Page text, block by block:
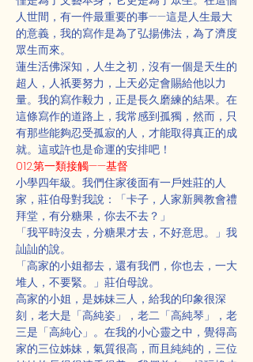
人世間，有一件最重要的事——這是人生最大
的意義，我的寫作是為了弘揚佛法，為了濟度
眾生而來。
蓮生活佛深知，人生之初，沒有一個是天生的
超人，人祇要努力，上天必定會賜給他以力
量。我的寫作毅力，正是長久磨練的結果。在
這條寫作的道路上，我常感到孤獨，然而，只
有那些能夠忍受孤寂的人，才能取得真正的成
就。這或許也是命運的安排吧！
012.第一類接觸——基督
小學四年級。我們住家後面有一戶姓莊的人
家，莊伯母對我說：「卡子，人家新興教會禮
拜堂，有分糖果，你去不去？」
「我平時沒去，分糖果才去，不好意思。」我
訕訕的說。
「高家的小姐都去，還有我們，你也去，一大
堆人，不要緊。」莊伯母說。
高家的小姐，是姊妹三人，給我的印象很深
刻，老大是「高純姿」，老二「高純琴」，老
三是「高純心」。在我的小心靈之中，覺得高
家的三位姊妹，氣質很高，而且純純的，三位